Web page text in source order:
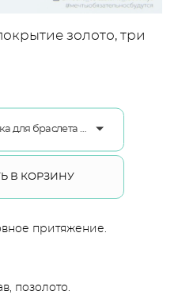
золото, три
В КОРЗИНУ
притяжение.
позолото.